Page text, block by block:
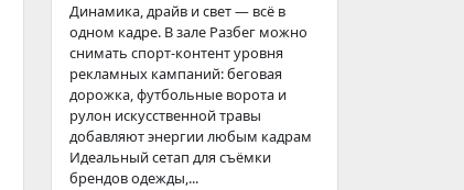
Динамика, драйв и свет — всё в
одном кадре. В зале Разбег можно
снимать спорт-контент уровня
рекламных кампаний: беговая
дорожка, футбольные ворота и
рулон искусственной травы
добавляют энергии любым кадрам
Идеальный сетап для съёмки
брендов одежды,...